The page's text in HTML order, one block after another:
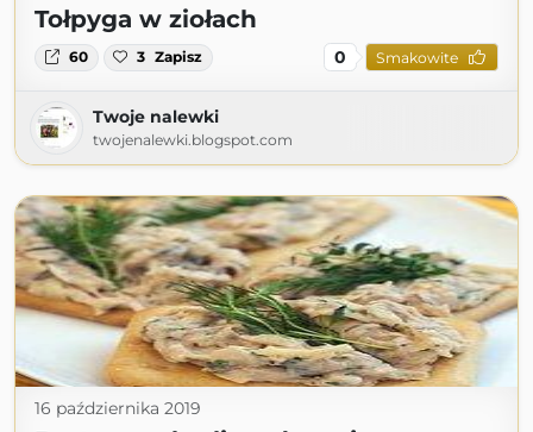
Tołpyga w ziołach
60 3 Zapisz 0 Smakowite
Twoje nalewki
twojenalewki.blogspot.com
16 października 2019